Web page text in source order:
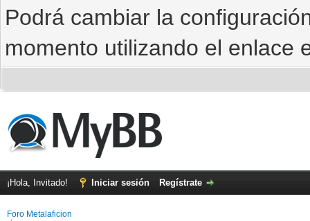
Podrá cambiar la
momento utilizando el enlace
¡Hola, Invitado! Iniciar sesión Regístrate
Foro Metalaficion